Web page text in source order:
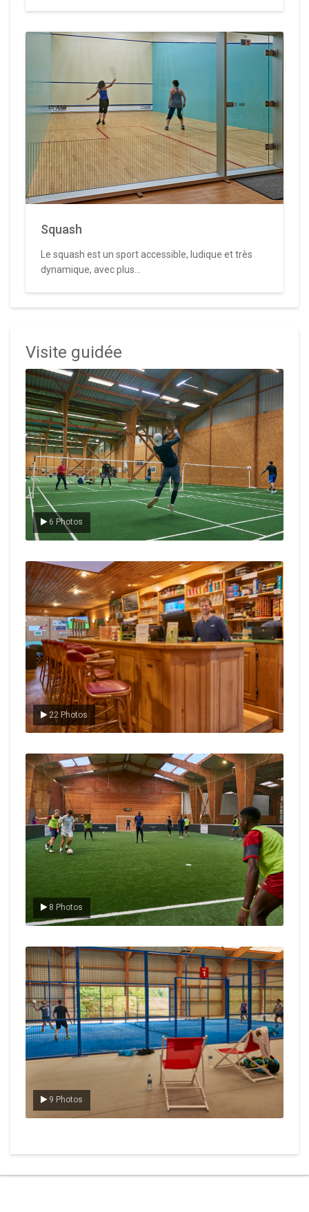
Squash
Le squash est un sport accessible, ludique et très
dynamique, avec plus...
Visite guidée
6 Photos
Le badminton
22 Photos
Le Club
8 Photos
Le foot en salle
9 Photos
Le padel